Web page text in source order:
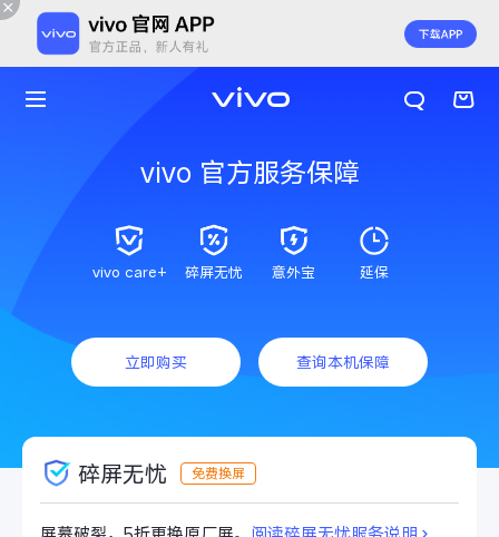
vivo 官方服务保障
vivo care+ 碎屏无忧 意外宝 延保
立即购买 查询本机保障
碎屏无忧